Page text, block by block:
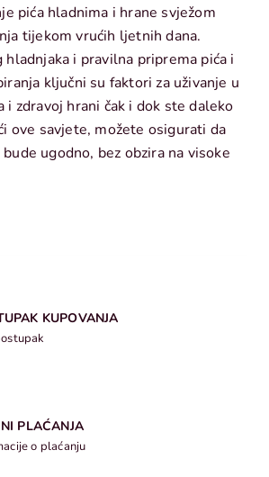
pića hladnima i hrane svježom
tijekom vrućih ljetnih dana.
hladnjaka i pravilna priprema pića i
ključni su faktori za uživanje u
i zdravoj hrani čak i dok ste daleko
ove savjete, možete osigurati da
ugodno, bez obzira na visoke
KUPOVANJA
PLAĆANJA
o plaćanju